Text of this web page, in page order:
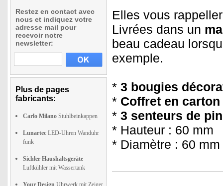
Restez en contact avec
nous et indiquez votre
adresse mail pour
recevoir notre
newsletter:
Plus de pages
fabricants:
Carlo Milano Stuhlbeinkappen
Lunartec LED-Uhren Wanduhr
funk
Sichler Haushaltsgeräte
Luftkühler mit Wassertank
Your Design Uhrwerk mit Zeiger
Elles vous
Livrées dans un
beau cadeau
exemple.
* 3 bougies
* Coffret en carton
* 3 senteurs de pin
* Hauteur : 60 mm
* Diamètre : 60 mm